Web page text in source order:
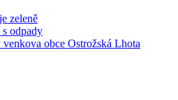
zeleně
s odpady
obce Ostrožská Lhota